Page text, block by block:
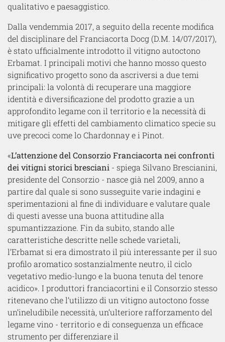
qualitativo e paesaggistico.
Dalla vendemmia 2017, a seguito della recente modifica
del disciplinare del Franciacorta Docg (D.M. 14/07/2017),
è stato ufficialmente introdotto il vitigno autoctono
Erbamat. I principali motivi che hanno mosso questo
significativo progetto sono da ascriversi a due temi
principali: la volontà di recuperare una maggiore
identità e diversificazione del prodotto grazie a un
approfondito legame con il territorio e la necessità di
mitigare gli effetti del cambiamento climatico specie su
uve precoci come lo Chardonnay e i Pinot.
«L’attenzione del Consorzio Franciacorta nei confronti
dei vitigni storici bresciani - spiega Silvano Brescianini,
presidente del Consorzio - nasce già nel 2009, anno a
partire dal quale si sono susseguite varie indagini e
sperimentazioni al fine di individuare e valutare quale
di questi avesse una buona attitudine alla
spumantizzazione. Fin da subito, stando alle
caratteristiche descritte nelle schede varietali,
l’Erbamat si era dimostrato il più interessante per il suo
profilo aromatico sostanzialmente neutro, il ciclo
vegetativo medio-lungo e la buona tenuta del tenore
acidico». I produttori franciacortini e il Consorzio stesso
ritenevano che l’utilizzo di un vitigno autoctono fosse
un’ineludibile necessità, un’ulteriore rafforzamento del
legame vino - territorio e di conseguenza un efficace
strumento per differenziare il